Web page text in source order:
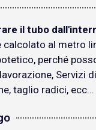
il tubo
calcolato al metro
perché
Servizi
taglio radici, ecc...